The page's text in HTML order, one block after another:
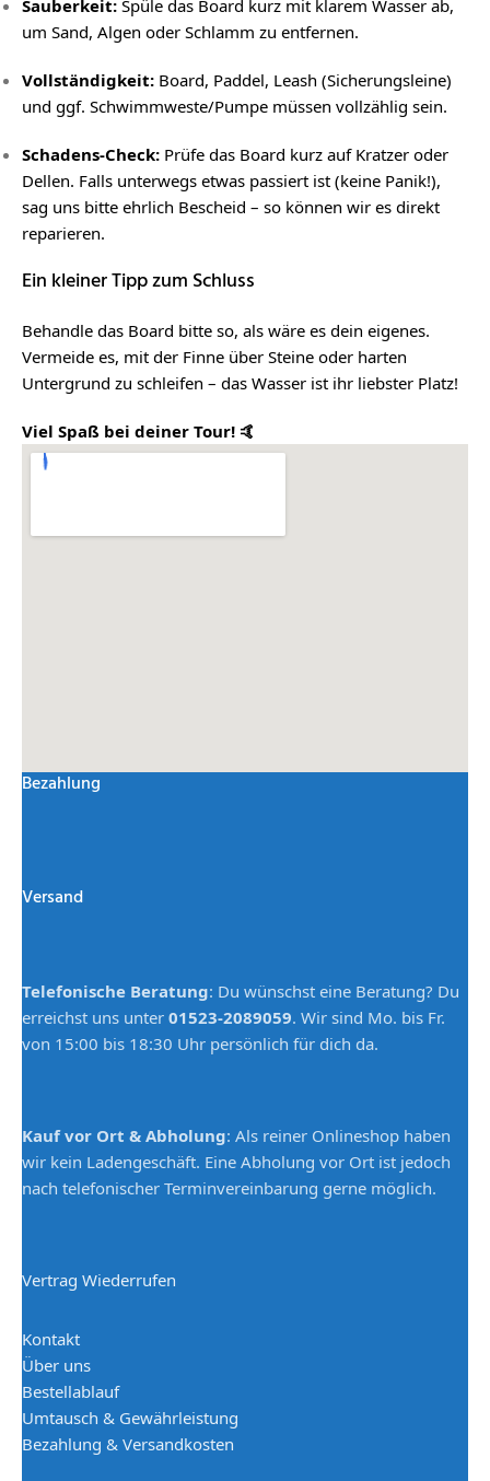
Sauberkeit: Spüle das Board kurz mit klarem Wasser ab,
um Sand, Algen oder Schlamm zu entfernen.
Vollständigkeit: Board, Paddel, Leash (Sicherungsleine)
und ggf. Schwimmweste/Pumpe müssen vollzählig sein.
Schadens-Check: Prüfe das Board kurz auf Kratzer oder
Dellen. Falls unterwegs etwas passiert ist (keine Panik!),
sag uns bitte ehrlich Bescheid – so können wir es direkt
reparieren.
Ein kleiner Tipp zum Schluss
Behandle das Board bitte so, als wäre es dein eigenes.
Vermeide es, mit der Finne über Steine oder harten
Untergrund zu schleifen – das Wasser ist ihr liebster Platz!
Viel Spaß bei deiner Tour! 🤙
Bezahlung
Versand
Telefonische Beratung: Du wünschst eine Beratung? Du
erreichst uns unter 01523-2089059. Wir sind Mo. bis Fr.
von 15:00 bis 18:30 Uhr persönlich für dich da.
Kauf vor Ort & Abholung: Als reiner Onlineshop haben
wir kein Ladengeschäft. Eine Abholung vor Ort ist jedoch
nach telefonischer Terminvereinbarung gerne möglich.
Vertrag Wiederrufen
Kontakt
Über uns
Bestellablauf
Umtausch & Gewährleistung
Bezahlung & Versandkosten